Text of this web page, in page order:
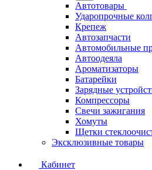
Автотовары
Ударопрочные
Крепеж
Автозапчасти
Автомобильные
Автоодеяла
Ароматизаторы
Батарейки
Зарядные
Компрессоры
Свечи зажигания
Хомуты
Щетки
Эксклюзивные товары
Кабинет